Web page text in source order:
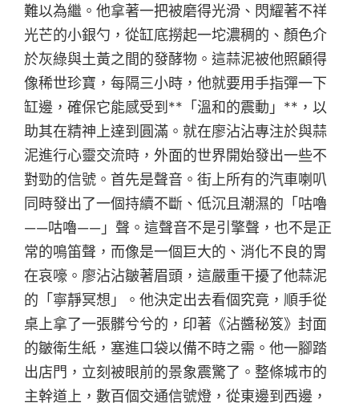
難以為繼。他拿著一把被磨得光滑、閃耀著不祥
光芒的小銀勺，從缸底撈起一坨濃稠的、顏色介
於灰綠與土黃之間的發酵物。這蒜泥被他照顧得
像稀世珍寶，每隔三小時，他就要用手指彈一下
缸邊，確保它能感受到**「溫和的震動」**，以
助其在精神上達到圓滿。就在廖沾沾專注於與蒜
泥進行心靈交流時，外面的世界開始發出一些不
對勁的信號。首先是聲音。街上所有的汽車喇叭
同時發出了一個持續不斷、低沉且潮濕的「咕嚕
——咕嚕——」聲。這聲音不是引擎聲，也不是正
常的鳴笛聲，而像是一個巨大的、消化不良的胃
在哀嚎。廖沾沾皺著眉頭，這嚴重干擾了他蒜泥
的「寧靜冥想」。他決定出去看個究竟，順手從
桌上拿了一張髒兮兮的，印著《沾醬秘笈》封面
的皺衛生紙，塞進口袋以備不時之需。他一腳踏
出店門，立刻被眼前的景象震驚了。整條城市的
主幹道上，數百個交通信號燈，從東邊到西邊，